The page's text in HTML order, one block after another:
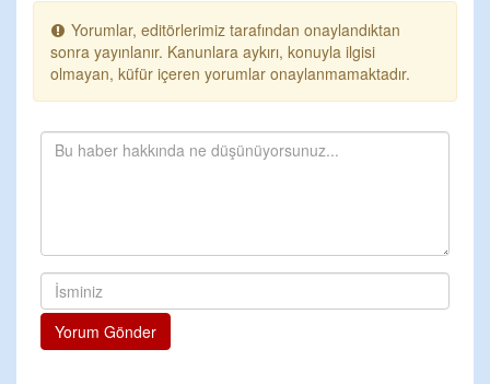
Yorumlar, editörlerimiz tarafından onaylandıktan
sonra yayınlanır. Kanunlara aykırı, konuyla ilgisi
olmayan, küfür içeren yorumlar onaylanmamaktadır.
Yorum Gönder